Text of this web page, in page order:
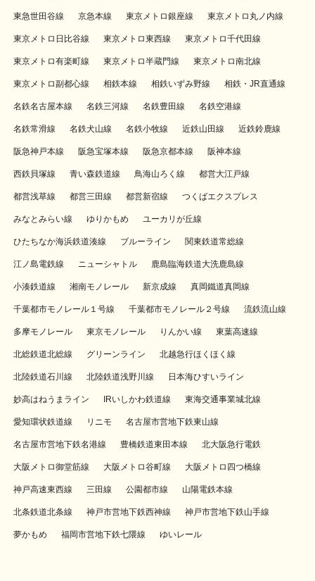
東急世田谷線 京急本線 東京メトロ銀座線 東京メトロ丸ノ内線
東京メトロ日比谷線 東京メトロ東西線 東京メトロ千代田線
東京メトロ有楽町線 東京メトロ半蔵門線 東京メトロ南北線
東京メトロ副都心線 相鉄本線 相鉄いずみ野線 相鉄・JR直通線
名鉄名古屋本線 名鉄三河線 名鉄豊田線 名鉄空港線
名鉄常滑線 名鉄犬山線 名鉄小牧線 近鉄山田線 近鉄鈴鹿線
阪急神戸本線 阪急宝塚本線 阪急京都本線 阪神本線
西鉄貝塚線 青い森鉄道線 鳥海山ろく線 都営大江戸線
都営浅草線 都営三田線 都営新宿線 つくばエクスプレス
みなとみらい線 ゆりかもめ ユーカリが丘線
ひたちなか海浜鉄道湊線 ブルーライン 関東鉄道常総線
江ノ島電鉄線 ニューシャトル 鹿島臨海鉄道大洗鹿島線
小湊鉄道線 湘南モノレール 新京成線 真岡鐵道真岡線
千葉都市モノレール１号線 千葉都市モノレール２号線 流鉄流山線
多摩モノレール 東京モノレール りんかい線 東葉高速線
北総鉄道北総線 グリーンライン 北越急行ほくほく線
北陸鉄道石川線 北陸鉄道浅野川線 日本海ひすいライン
妙高はねうまライン IRいしかわ鉄道線 東海交通事業城北線
愛知環状鉄道線 リニモ 名古屋市営地下鉄東山線
名古屋市営地下鉄名港線 豊橋鉄道東田本線 北大阪急行電鉄
大阪メトロ御堂筋線 大阪メトロ谷町線 大阪メトロ四つ橋線
神戸高速東西線 三田線 公園都市線 山陽電鉄本線
北条鉄道北条線 神戸市営地下鉄西神線 神戸市営地下鉄山手線
夢かもめ 福岡市営地下鉄七隈線 ゆいレール